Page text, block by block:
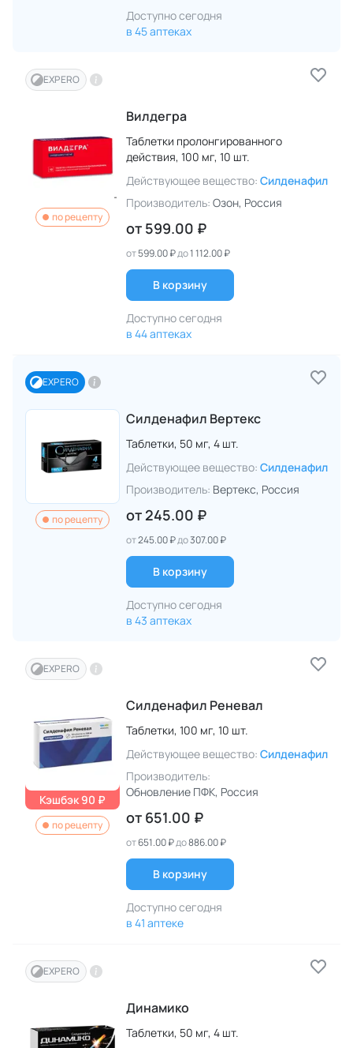
Доступно сегодня
в 45 аптеках
EXPERO
по рецепту
Вилдегра
Таблетки пролонгированного
действия, 100 мг, 10 шт.
Действующее вещество: Силденафил
Производитель: Озон, Россия
от 599.00 ₽
от599.00 ₽до1 112.00 ₽
В корзину
Доступно сегодня
в 44 аптеках
EXPERO
по рецепту
Силденафил Вертекс
Таблетки, 50 мг, 4 шт.
Действующее вещество: Силденафил
Производитель: Вертекс, Россия
от 245.00 ₽
от245.00 ₽до307.00 ₽
В корзину
Доступно сегодня
в 43 аптеках
EXPERO
Кэшбэк 90 ₽
по рецепту
Силденафил Реневал
Таблетки, 100 мг, 10 шт.
Действующее вещество: Силденафил
Производитель:
Обновление ПФК, Россия
от 651.00 ₽
от651.00 ₽до886.00 ₽
В корзину
Доступно сегодня
в 41 аптеке
EXPERO
Динамико
Таблетки, 50 мг, 4 шт.